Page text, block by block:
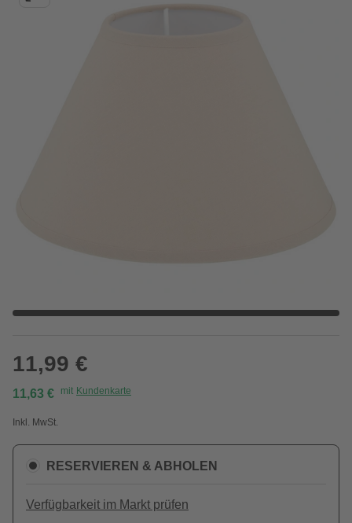
11,99 €
11,63 € mit Kundenkarte
Inkl. MwSt.
RESERVIEREN & ABHOLEN
Verfügbarkeit im Markt prüfen